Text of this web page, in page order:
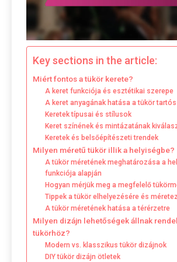
Key sections in the article:
Miért fontos a tükör kerete?
A keret funkciója és esztétikai szerepe
A keret anyagának hatása a tükör
Keretek típusai és stílusok
Keret színének és mintázatának
Keretek és belsőépítészeti trendek
Milyen méretű tükör illik a helyiségbe?
A tükör méretének meghatározása a
funkciója alapján
Hogyan mérjük meg a megfelelő
Tippek a tükör elhelyezésére és
A tükör méretének hatása a térérzetre
Milyen dizájn lehetőségek állnak
tükörhöz?
Modern vs. klasszikus tükör dizájnok
DIY tükör dizájn ötletek